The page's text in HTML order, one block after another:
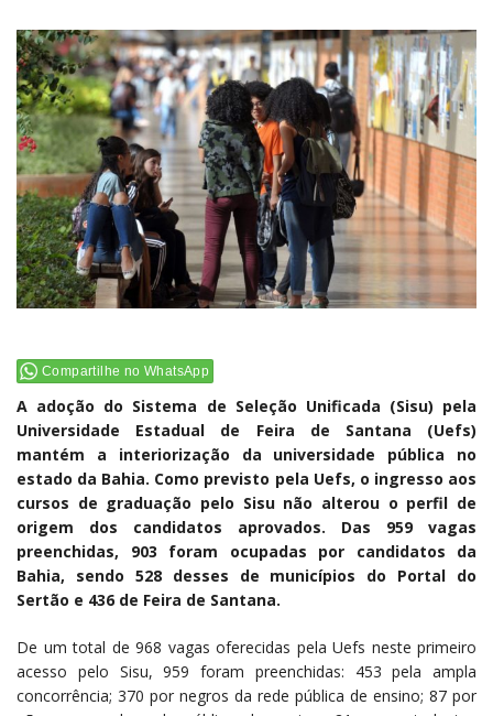
Compartilhe no WhatsApp
A adoção do Sistema de Seleção Unificada (Sisu) pela
Universidade Estadual de Feira de Santana (Uefs)
mantém a interiorização da universidade pública no
estado da Bahia. Como previsto pela Uefs, o ingresso aos
cursos de graduação pelo Sisu não alterou o perfil de
origem dos candidatos aprovados. Das 959 vagas
preenchidas, 903 foram ocupadas por candidatos da
Bahia, sendo 528 desses de municípios do Portal do
Sertão e 436 de Feira de Santana.
De um total de 968 vagas oferecidas pela Uefs neste primeiro
acesso pelo Sisu, 959 foram preenchidas: 453 pela ampla
concorrência; 370 por negros da rede pública de ensino; 87 por